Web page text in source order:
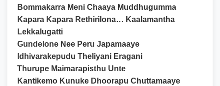
Bommakarra Meni Chaaya Muddhugumma
Kapara Kapara Rethirilona… Kaalamantha
Lekkalugatti
Gundelone Nee Peru Japamaaye
Idhivarakepudu Theliyani Eragani
Thurupe Maimarapisthu Unte
Kantikemo Kunuke Dhoorapu Chuttamaaye